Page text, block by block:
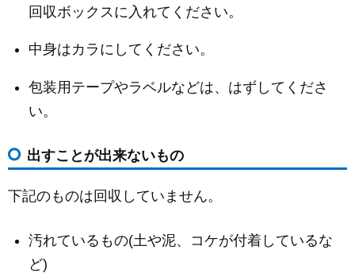
回収ボックスに入れてください。
中身はカラにしてください。
包装用テープやラベルなどは、はずしてくださ
い。
出すことが出来ないもの
下記のものは回収していません。
汚れているもの(土や泥、コケが付着しているな
ど)